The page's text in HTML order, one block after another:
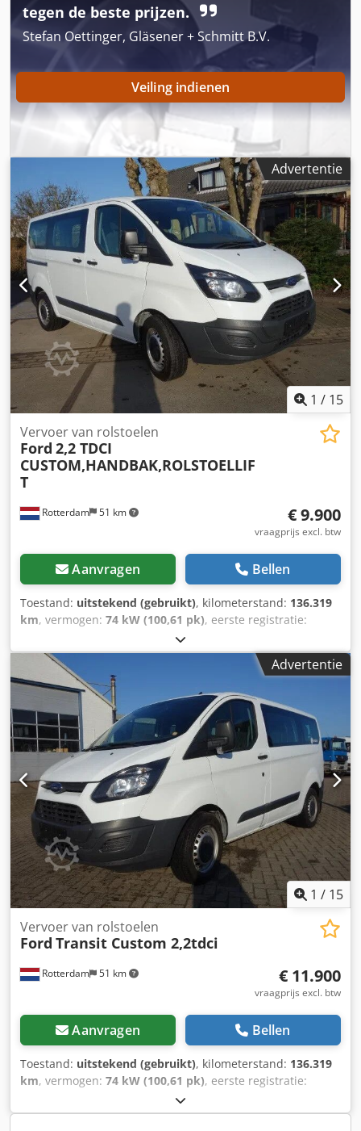
tegen de beste prijzen.
Stefan Oettinger, Gläsener + Schmitt B.V.
Veiling indienen
Advertentie
1 / 15
Rotterdam 51 km
Vervoer van rolstoelen
Ford 2,2 TDCI
CUSTOM,HANDBAK,ROLSTOELLIF
T
€ 9.900
vraagprijs excl. btw
Aanvragen Bellen
Toestand: uitstekend (gebruikt), kilometerstand: 136.319
km, vermogen: 74 kW (100,61 pk), eerste registratie:
diesel
wit, soort overbrenging:mechanisch, aantal versnellingen:
, emissieklasse:
, Uitrusting:
airbag, bekrachtigde besturing, elektrische
raamverstelling, = Verdere opties en accessoires = -
Werklampen achter - Radio/CD-speler Crodpfx
Aeyntnvsgdef - Automatische verwarming = Verdere
informatie = Aantal cilinders: 4 Toegestane totaalgewicht:
3.100 kg Technische staat: zeer goed Optische staat: zeer
goed Neem contact op met Andre, Henri of Andre voor
meer informatie.
Advertentie
1 / 15
Rotterdam 51 km
Vervoer van rolstoelen
Ford Transit Custom 2,2tdci
€ 11.900
vraagprijs excl. btw
Aanvragen Bellen
Toestand: uitstekend (gebruikt), kilometerstand: 136.319
km, vermogen: 74 kW (100,61 pk), eerste registratie:
diesel
wit, soort overbrenging:mechanisch, aantal versnellingen: